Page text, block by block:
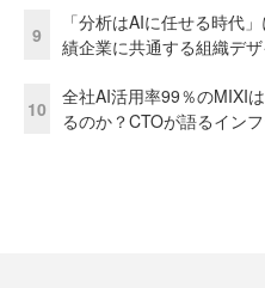
9
「分析はAIに任せる時代
績企業に共通する組織デ
10
全社AI活用率99％のMIXI
るのか？CTOが語るイン